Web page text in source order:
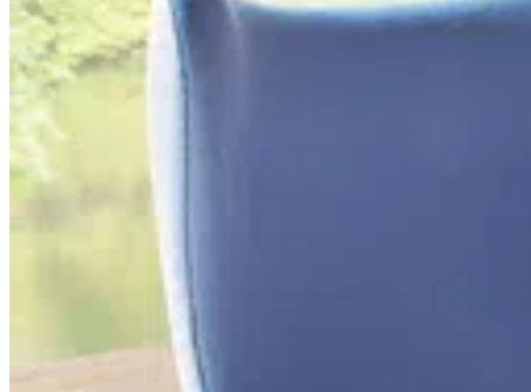
свой первый знаковый предмет China Chair для бренда Fritz
Hansen. Год спустя датский дизайнер Бёрге Могенсен создает
диван Spoke-back, а в 1955 году Вернер Пантон представляет
кресло Bachelor из гнутой стали.
Среди других работ бренда можно выделить серию столов
VicoDuo и коллекцию Oxford. Основанный еще в XIX веке,
партнер в сфере оформления гостиниц, лобби, кафе, залов
домашних кабинетов.
качества. Основатель компании, Фриц Хансен, с самого
прекрасно выглядят, но и служат практическим целям. Это
видение стало основой для создания мебели, которая сочетает
в себе комфорт, стиль и долговечность.